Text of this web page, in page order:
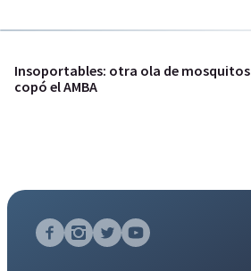
Insoportables: otra ola de mosquitos
copó el AMBA